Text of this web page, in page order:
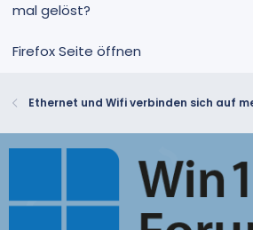
mal gelöst?
Firefox Seite öffnen